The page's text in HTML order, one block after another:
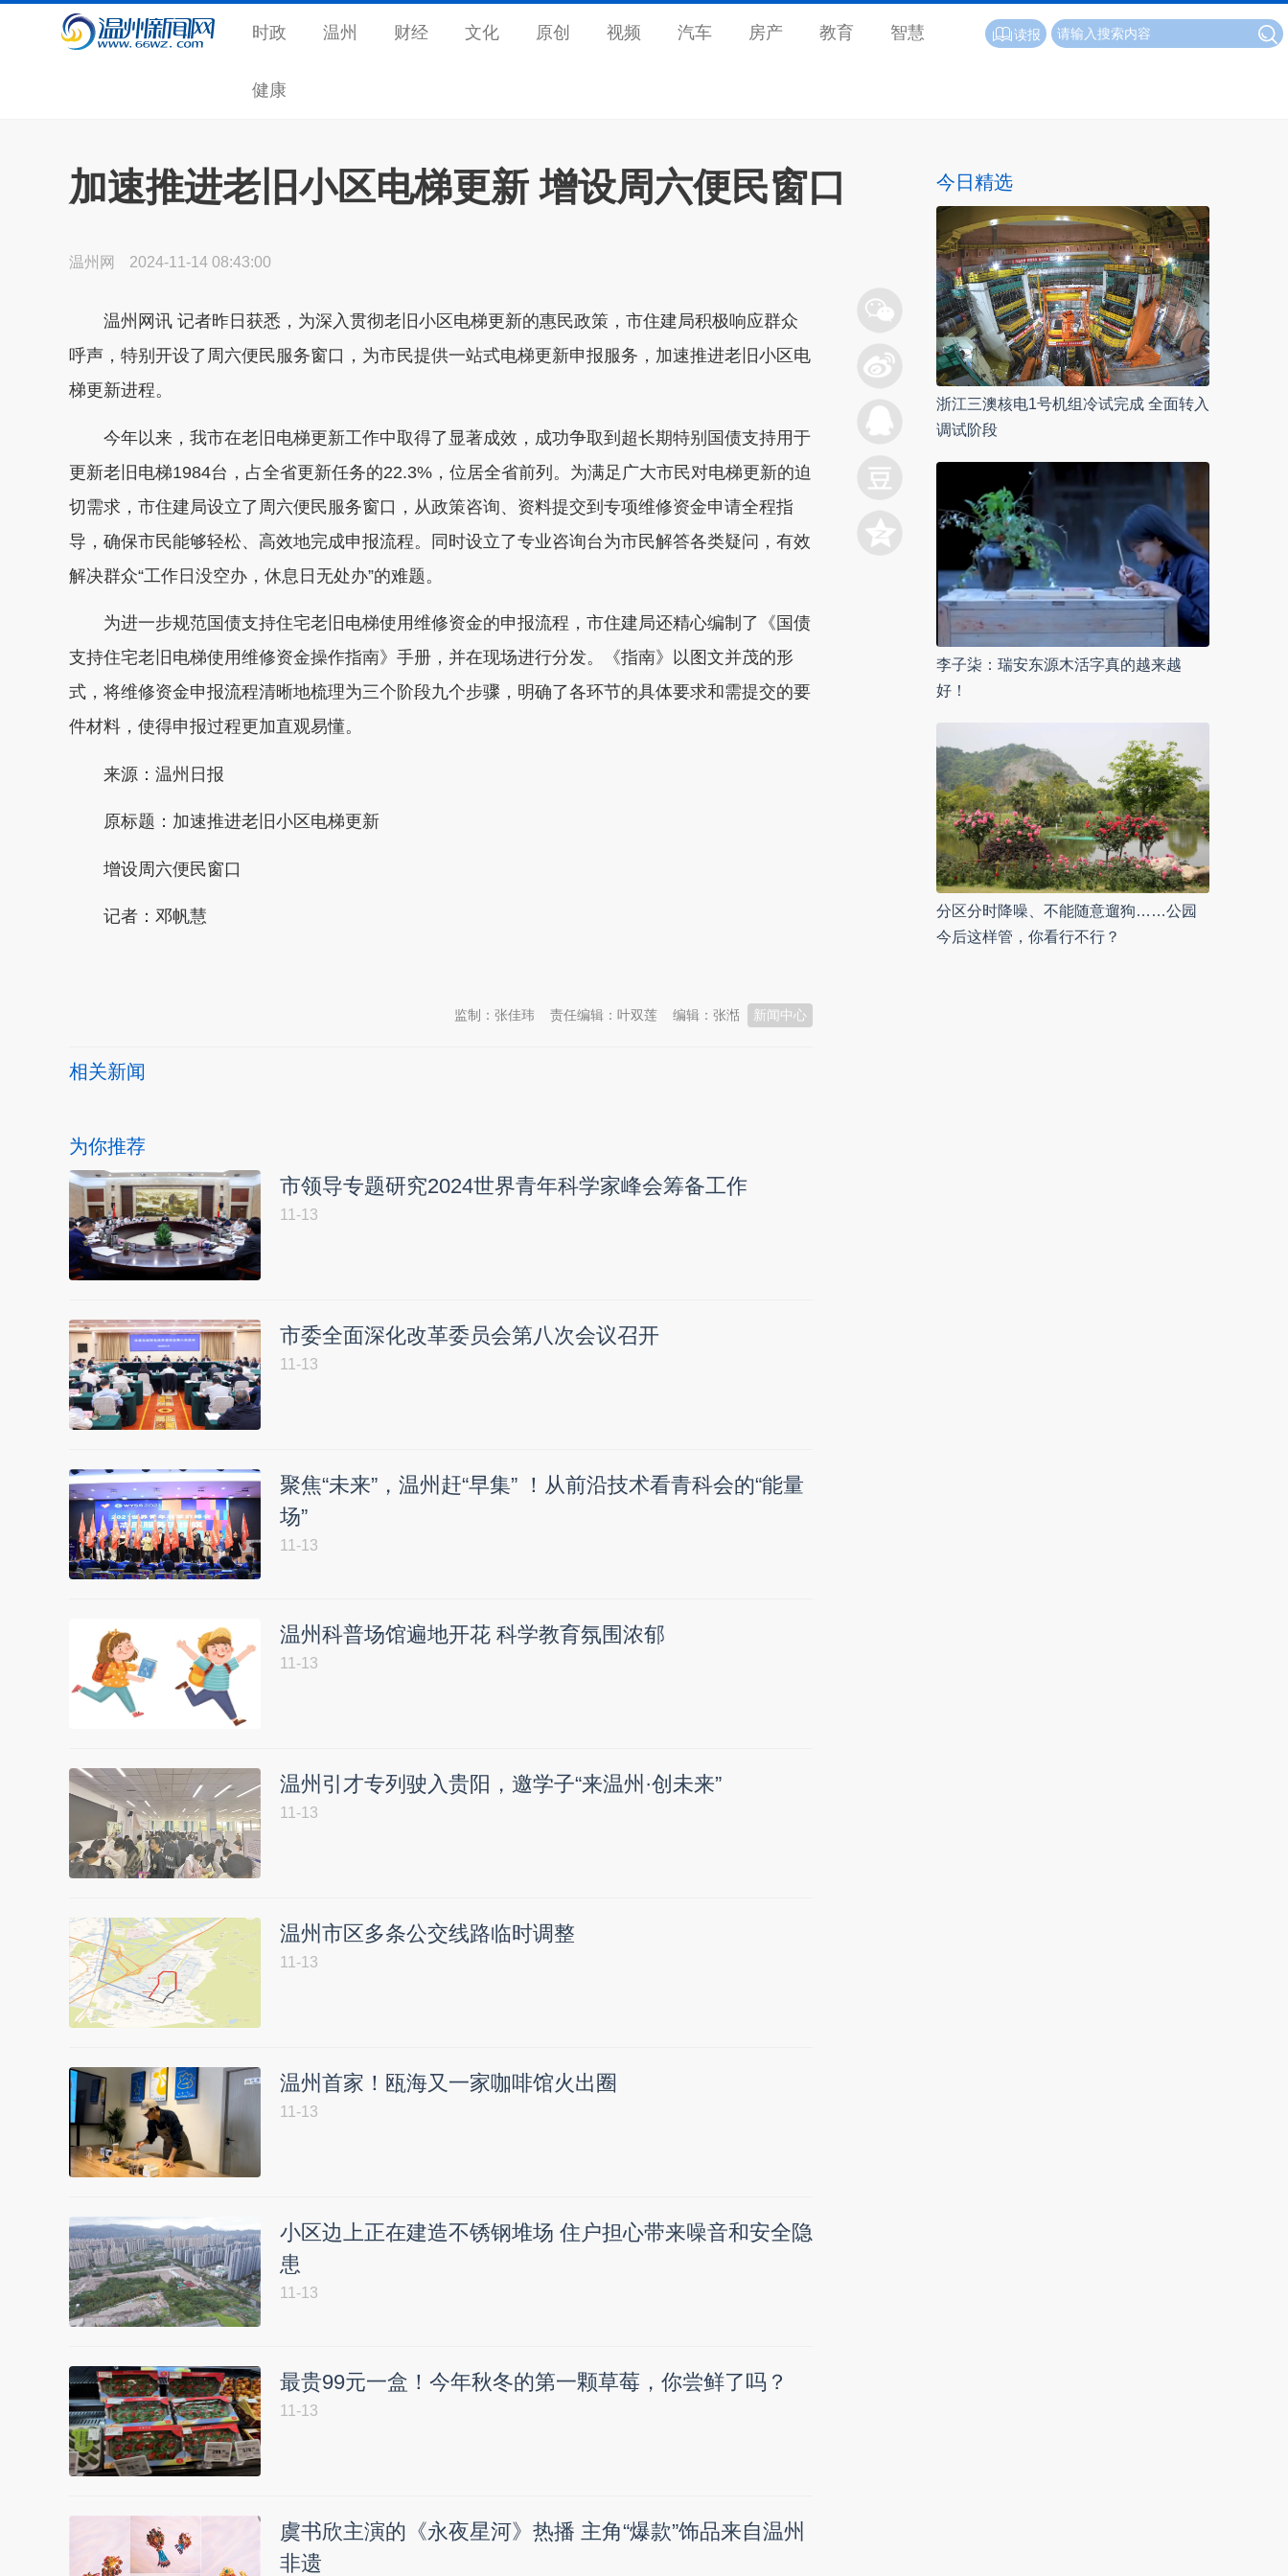
时政 温州 财经 文化 原创 视频 汽车 房产 教育 智慧
健康
读报
加速推进老旧小区电梯更新 增设周六便民窗口
温州网 2024-11-14 08:43:00
温州网讯 记者昨日获悉，为深入贯彻老旧小区电梯更新的惠民政策，市住建局积极响应群众
呼声，特别开设了周六便民服务窗口，为市民提供一站式电梯更新申报服务，加速推进老旧小区电
梯更新进程。
今年以来，我市在老旧电梯更新工作中取得了显著成效，成功争取到超长期特别国债支持用于
更新老旧电梯1984台，占全省更新任务的22.3%，位居全省前列。为满足广大市民对电梯更新的迫
切需求，市住建局设立了周六便民服务窗口，从政策咨询、资料提交到专项维修资金申请全程指
导，确保市民能够轻松、高效地完成申报流程。同时设立了专业咨询台为市民解答各类疑问，有效
解决群众“工作日没空办，休息日无处办”的难题。
为进一步规范国债支持住宅老旧电梯使用维修资金的申报流程，市住建局还精心编制了《国债
支持住宅老旧电梯使用维修资金操作指南》手册，并在现场进行分发。《指南》以图文并茂的形
式，将维修资金申报流程清晰地梳理为三个阶段九个步骤，明确了各环节的具体要求和需提交的要
件材料，使得申报过程更加直观易懂。
来源：温州日报
原标题：加速推进老旧小区电梯更新
增设周六便民窗口
记者： 邓帆慧
新闻中心
编辑：张湉
责任编辑：叶双莲
监制：张佳玮
相关新闻
为你推荐
市领导专题研究2024世界青年科学家峰会筹备工作
11-13
市委全面深化改革委员会第八次会议召开
11-13
聚焦“未来”，温州赶“早集” ！从前沿技术看青科会的“能量
场”
11-13
温州科普场馆遍地开花 科学教育氛围浓郁
11-13
温州引才专列驶入贵阳，邀学子“来温州·创未来”
11-13
温州市区多条公交线路临时调整
11-13
温州首家！瓯海又一家咖啡馆火出圈
11-13
小区边上正在建造不锈钢堆场 住户担心带来噪音和安全隐
患
11-13
最贵99元一盒！今年秋冬的第一颗草莓，你尝鲜了吗？
11-13
虞书欣主演的《永夜星河》热播 主角“爆款”饰品来自温州
非遗
今日精选
浙江三澳核电1号机组冷试完成 全面转入
调试阶段
李子柒：瑞安东源木活字真的越来越
好！
分区分时降噪、不能随意遛狗……公园
今后这样管，你看行不行？